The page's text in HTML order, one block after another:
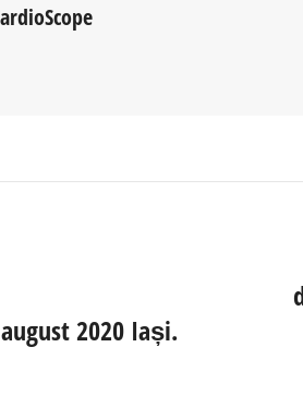
2020 Iași.